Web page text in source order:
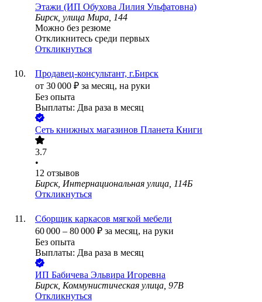
Этажи (ИП Обухова Лилия Ульфатовна)
Бирск, улица Мира, 144
Можно без резюме
Откликнитесь среди первых
Откликнуться
Продавец-консультант, г.Бирск
от 30 000 ₽ за месяц, на руки
Без опыта
Выплаты: Два раза в месяц
Сеть книжных магазинов Планета Книги
3.7
•
12 отзывов
Бирск, Интернациональная улица, 114Б
Откликнуться
Сборщик каркасов мягкой мебели
60 000 – 80 000 ₽ за месяц, на руки
Без опыта
Выплаты: Два раза в месяц
ИП Бабичева Эльвира Игоревна
Бирск, Коммунистическая улица, 97В
Откликнуться